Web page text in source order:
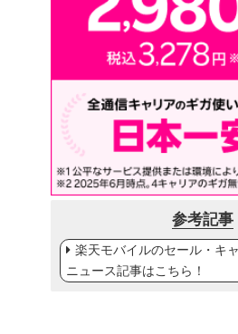
参考記事
楽天モバイルのセール・キ
ニュース記事はこちら！